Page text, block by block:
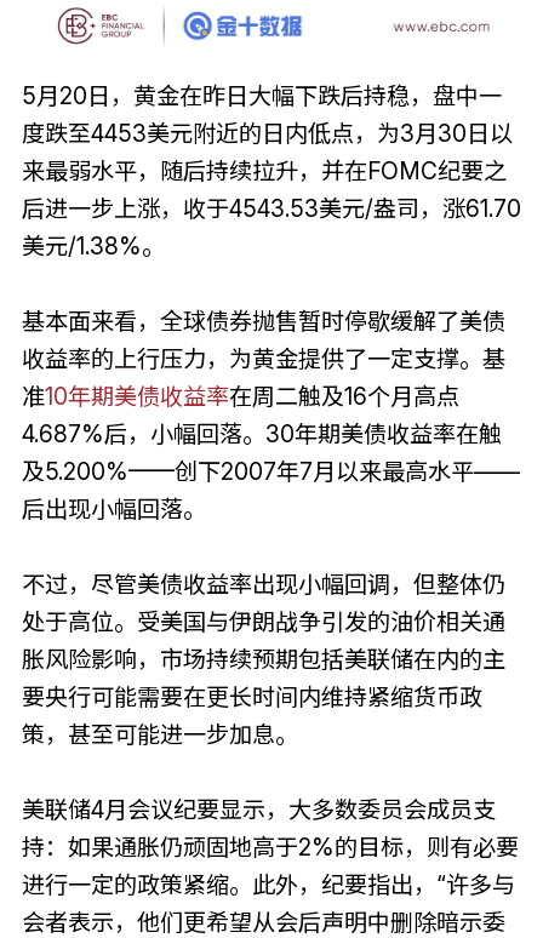
5月20日，黄金在昨日大幅下跌后持稳，盘中一
度跌至4453美元附近的日内低点，为3月30日以
来最弱水平，随后持续拉升，并在FOMC纪要之
后进一步上涨，收于4543.53美元/盎司，涨61.70
美元/1.38%。
基本面来看，全球债券抛售暂时停歇缓解了美债
收益率的上行压力，为黄金提供了一定支撑。基
准10年期美债收益率在周二触及16个月高点
4.687%后，小幅回落。30年期美债收益率在触
及5.200%——创下2007年7月以来最高水平——
后出现小幅回落。
不过，尽管美债收益率出现小幅回调，但整体仍
处于高位。受美国与伊朗战争引发的油价相关通
胀风险影响，市场持续预期包括美联储在内的主
要央行可能需要在更长时间内维持紧缩货币政
策，甚至可能进一步加息。
美联储4月会议纪要显示，大多数委员会成员支
持：如果通胀仍顽固地高于2%的目标，则有必要
进行一定的政策紧缩。此外，纪要指出，“许多与
会者表示，他们更希望从会后声明中删除暗示委